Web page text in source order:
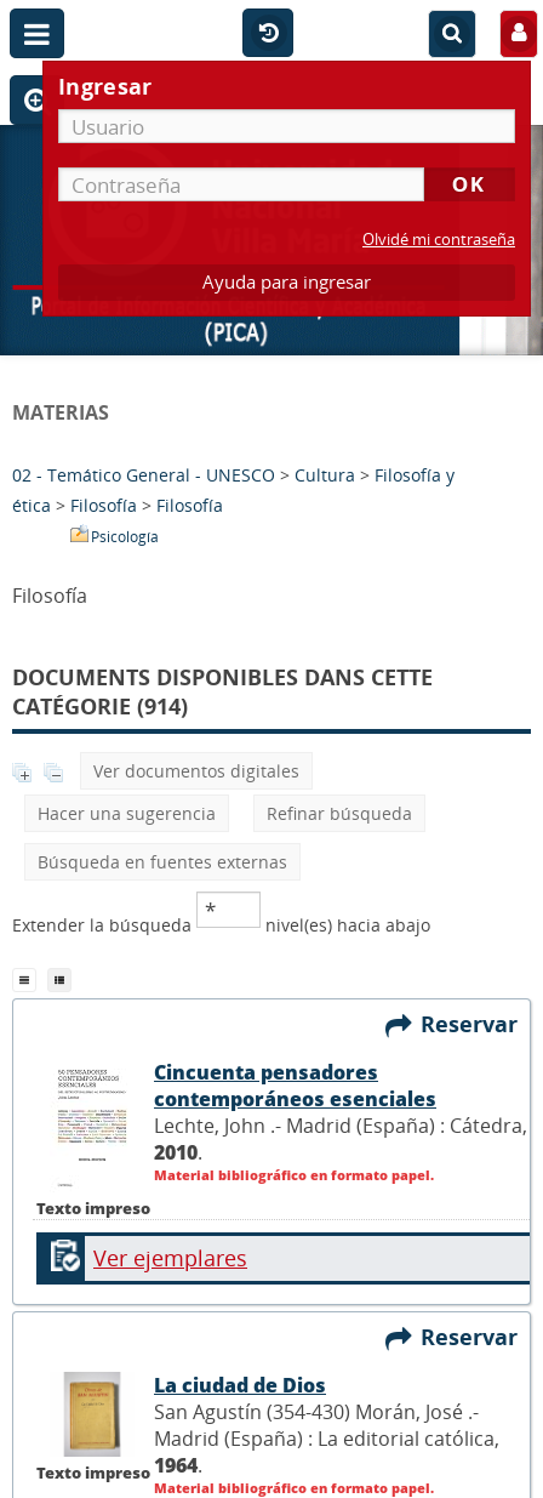
Ingresar
Olvidé mi contraseña
Ayuda para ingresar
MATERIAS
02 - Temático General - UNESCO > Cultura > Filosofía y
ética > Filosofía > Filosofía
Psicología
Filosofía
DOCUMENTS DISPONIBLES DANS CETTE
CATÉGORIE (914)
Ver documentos digitales
Hacer una sugerencia
Refinar búsqueda
Búsqueda en fuentes externas
Extender la búsqueda nivel(es) hacia abajo
Reservar
Texto impreso
Cincuenta pensadores
contemporáneos esenciales
Lechte, John .- Madrid (España) : Cátedra,
2010.
Material bibliográfico en formato papel.
Ver ejemplares
Reservar
Texto impreso
La ciudad de Dios
San Agustín (354-430) Morán, José .-
Madrid (España) : La editorial católica,
1964.
Material bibliográfico en formato papel.